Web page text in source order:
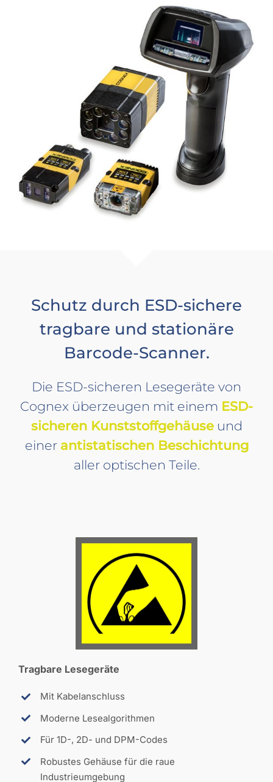
Schutz durch ESD-sichere
tragbare und stationäre
Barcode-Scanner.
Die ESD-sicheren Lesegeräte von
Cognex überzeugen mit einem ESD-
sicheren Kunststoffgehäuseund
einer antistatischen Beschichtung
aller optischen Teile.
Tragbare Lesegeräte
Mit Kabelanschluss
Moderne Lesealgorithmen
Für 1D-, 2D- und DPM-Codes
Robustes Gehäuse für die raue
Industrieumgebung